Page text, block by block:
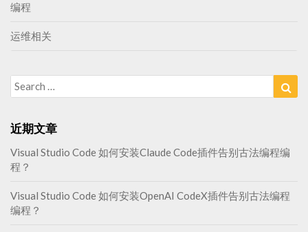
编程
运维相关
Search
for:
近期文章
Visual Studio Code 如何安装Claude Code插件告别古法编程编
程？
Visual Studio Code 如何安装OpenAI CodeX插件告别古法编程
编程？